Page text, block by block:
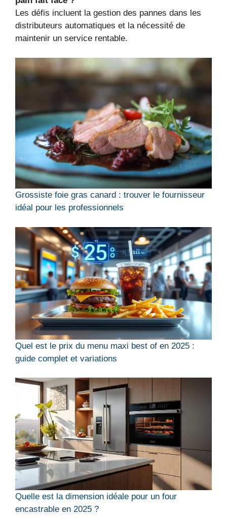
Les défis incluent la gestion des pannes dans les
distributeurs automatiques et la nécessité de
maintenir un service rentable.
Grossiste foie gras canard : trouver le fournisseur
idéal pour les professionnels
Quel est le prix du menu maxi best of en 2025 :
guide complet et variations
Quelle est la dimension idéale pour un four
encastrable en 2025 ?